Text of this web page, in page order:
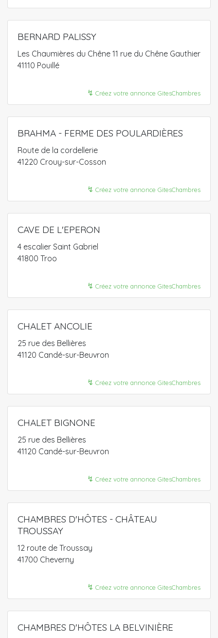
BERNARD PALISSY
Les Chaumières du Chêne 11 rue du Chêne Gauthier
41110 Pouillé
↯ Créez votre annonce GitesChambres
BRAHMA - FERME DES POULARDIÈRES
Route de la cordellerie
41220 Crouy-sur-Cosson
↯ Créez votre annonce GitesChambres
CAVE DE L'EPERON
4 escalier Saint Gabriel
41800 Troo
↯ Créez votre annonce GitesChambres
CHALET ANCOLIE
25 rue des Bellières
41120 Candé-sur-Beuvron
↯ Créez votre annonce GitesChambres
CHALET BIGNONE
25 rue des Bellières
41120 Candé-sur-Beuvron
↯ Créez votre annonce GitesChambres
CHAMBRES D'HÔTES - CHÂTEAU
TROUSSAY
12 route de Troussay
41700 Cheverny
↯ Créez votre annonce GitesChambres
CHAMBRES D'HÔTES LA BELVINIÈRE